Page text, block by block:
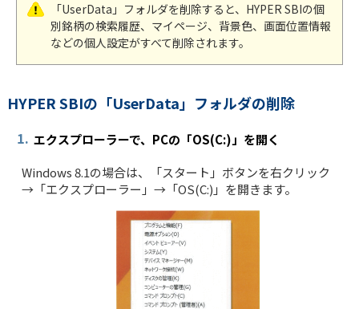
「UserData」フォルダを削除すると、HYPER SBIの個
別銘柄の検索履歴、マイページ、背景色、画面位置情報
などの個人設定がすべて削除されます。
HYPER SBIの「UserData」フォルダの削除
1. エクスプローラーで、PCの「OS(C:)」を開く
Windows 8.1の場合は、「スタート」ボタンを右クリック
→「エクスプローラー」→「OS(C:)」を開きます。